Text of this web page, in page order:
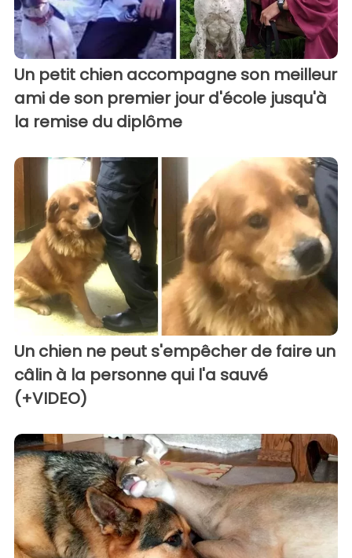
Un petit chien accompagne son meilleur
ami de son premier jour d'école jusqu'à
la remise du diplôme
Un chien ne peut s'empêcher de faire un
câlin à la personne qui l'a sauvé
(+VIDEO)